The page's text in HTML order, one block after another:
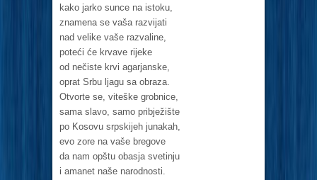
kako jarko sunce na istoku,
znamena se vaša razvijati
nad velike vaše razvaline,
poteći će krvave rijeke
od nečiste krvi agarjanske,
oprat Srbu ljagu sa obraza.
Otvorte se, viteške grobnice,
sama slavo, samo pribježište
po Kosovu srpskijeh junakah,
evo zore na vaše bregove
da nam opštu obasja svetinju
i amanet naše narodnosti.